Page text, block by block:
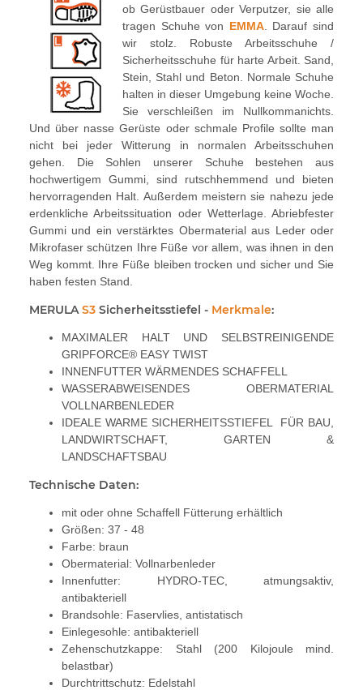
ob Gerüstbauer oder Verputzer, sie alle
tragen Schuhe von EMMA. Darauf sind
wir stolz. Robuste Arbeitsschuhe /
Sicherheitsschuhe für harte Arbeit. Sand,
Stein, Stahl und Beton. Normale Schuhe
halten in dieser Umgebung keine Woche.
Sie verschleißen im Nullkommanichts.
Und über nasse Gerüste oder schmale Profile sollte man
nicht bei jeder Witterung in normalen Arbeitsschuhen
gehen. Die Sohlen unserer Schuhe bestehen aus
hochwertigem Gummi, sind rutschhemmend und bieten
hervorragenden Halt. Außerdem meistern sie nahezu jede
erdenkliche Arbeitssituation oder Wetterlage. Abriebfester
Gummi und ein verstärktes Obermaterial aus Leder oder
Mikrofaser schützen Ihre Füße vor allem, was ihnen in den
Weg kommt. Ihre Füße bleiben trocken und sicher und Sie
haben festen Stand.
MERULAS3 Sicherheitsstiefel - Merkmale:
MAXIMALER HALT UND SELBSTREINIGENDE
GRIPFORCE® EASY TWIST
INNENFUTTER WÄRMENDES SCHAFFELL
WASSERABWEISENDES OBERMATERIAL
VOLLNARBENLEDER
IDEALE WARME SICHERHEITSSTIEFEL FÜR BAU,
LANDWIRTSCHAFT, GARTEN &
LANDSCHAFTSBAU
Technische Daten:
mit oder ohne Schaffell Fütterung erhältlich
Größen: 37 - 48
Farbe: braun
Obermaterial: Vollnarbenleder
Innenfutter: HYDRO-TEC, atmungsaktiv,
antibakteriell
Brandsohle: Faservlies, antistatisch
Einlegesohle: antibakteriell
Zehenschutzkappe: Stahl (200 Kilojoule mind.
belastbar)
Durchtrittschutz: Edelstahl